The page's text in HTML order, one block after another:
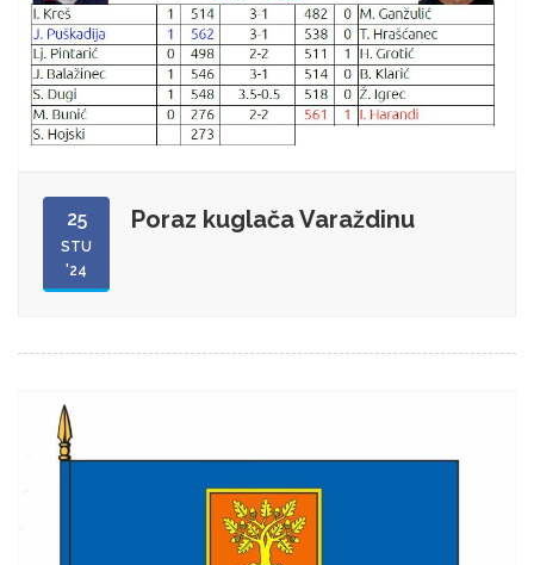
25
STU
'24
Poraz kuglača Varaždinu